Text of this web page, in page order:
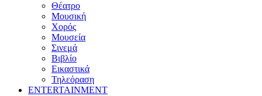
Θέατρο
Μουσική
Χορός
Μουσεία
Σινεμά
Βιβλίο
Εικαστικά
Τηλεόραση
ENTERTAINMENT